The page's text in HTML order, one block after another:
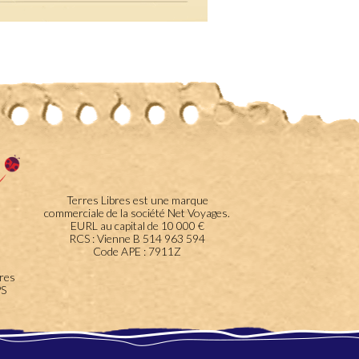
Terres Libres est une marque
commerciale de la société Net Voyages.
EURL au capital de 10 000 €
RCS : Vienne B 514 963 594
Code APE : 7911Z